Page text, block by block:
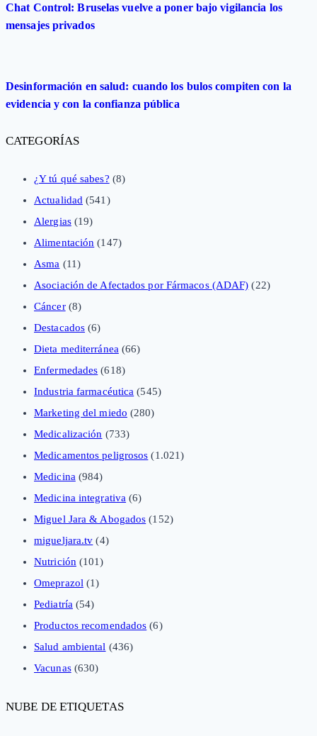
Chat Control: Bruselas vuelve a poner bajo vigilancia los
mensajes privados
Desinformación en salud: cuando los bulos compiten con la
evidencia y con la confianza pública
CATEGORÍAS
¿Y tú qué sabes? (8)
Actualidad (541)
Alergias(19)
Alimentación (147)
Asma (11)
Asociación de Afectados por Fármacos (ADAF) (22)
Cáncer(8)
Destacados (6)
Dieta mediterránea (66)
Enfermedades (618)
Industria farmacéutica (545)
Marketing del miedo (280)
Medicalización (733)
Medicamentos peligrosos (1.021)
Medicina (984)
Medicina integrativa (6)
Miguel Jara & Abogados (152)
migueljara.tv (4)
Nutrición (101)
Omeprazol (1)
Pediatría (54)
Productos recomendados (6)
Salud ambiental (436)
Vacunas(630)
NUBE DE ETIQUETAS